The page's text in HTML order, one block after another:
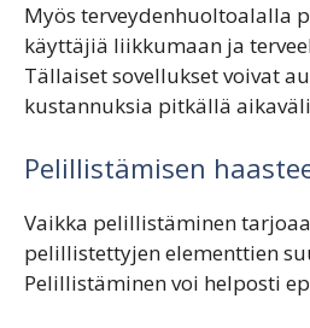
Myös terveydenhuoltoalalla
käyttäjiä liikkumaan ja
Tällaiset sovellukset voivat
kustannuksia pitkällä
Pelillistämisen
Vaikka pelillistäminen
pelillistettyjen elementtien
Pelillistäminen voi helposti